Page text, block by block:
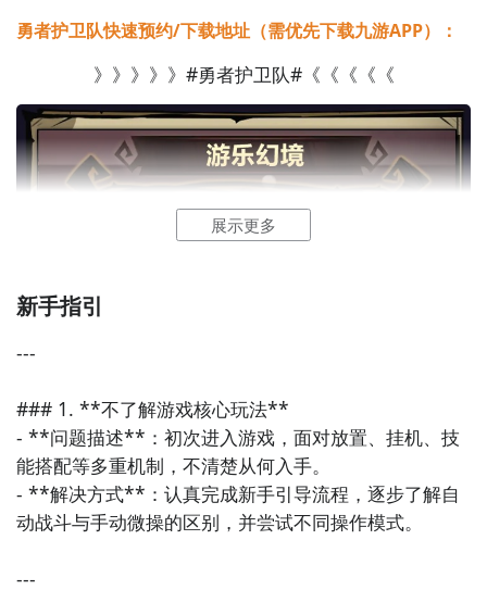
最直接的方法就是到九游APP进行下载，九游APP提供
海量的精品游戏下载
进入到游戏专区中，如图所示：如图所示，这样你就不
用四处寻求游戏下载包，简简单单的两步你就可以安装
了，同时​还有大量的安卓手机游戏攻略。
九游APP下载【高速下载】
勇者护卫队快速预约/下载地址（需优先下载九游APP）：
》》》》》#勇者护卫队#《《《《《
展示更多
新手指引
---
### 1. **不了解游戏核心玩法**
- **问题描述**：初次进入游戏，面对放置、挂机、技
能搭配等多重机制，不清楚从何入手。
- **解决方式**：认真完成新手引导流程，逐步了解自
动战斗与手动微操的区别，并尝试不同操作模式。
---